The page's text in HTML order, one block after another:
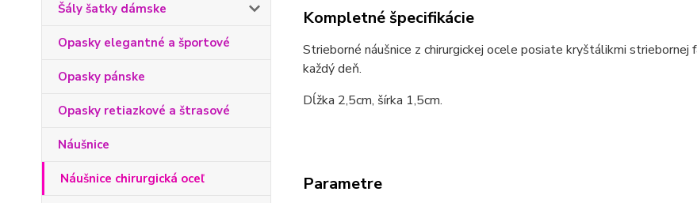
Šály šatky dámske
Opasky elegantné a športové
Opasky pánske
Opasky retiazkové a štrasové
Náušnice
Náušnice chirurgická oceľ
Kompletné špecifikácie
Strieborné náušnice z chirurgickej ocele posiate kryštálikmi striebornej
každý deň.
Dĺžka 2,5cm, šírka 1,5cm.
Parametre